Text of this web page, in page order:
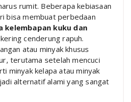
rumit. Beberapa kebiasaan
bisa membuat perbedaan
kelembapan kuku dan
cenderung rapuh.
atau minyak khusus
terutama setelah mencuci
minyak kelapa atau minyak
alternatif alami yang sangat